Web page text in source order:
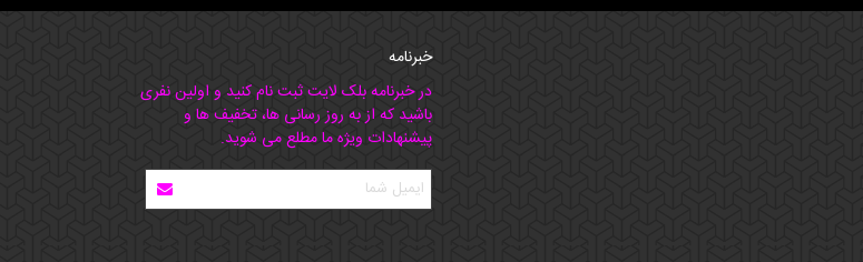
خبرنامه
در خبرنامه بلک لایت ثبت نام کنید و اولین نفری
باشید که از به روز رسانی ها، تخفیف ها و
پیشنهادات ویژه ما مطلع می شوید.